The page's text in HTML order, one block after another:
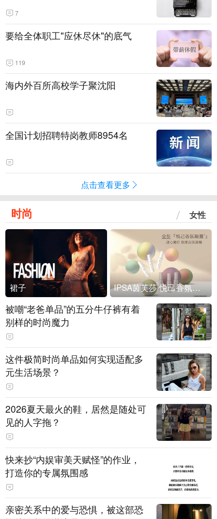
7
要给全体职工"应休尽休"的底气
119
海内外百所高校学子聚沈阳
全国计划招聘特岗教师8954名
点击查看更多
时尚 女性
裙子 IPSA茵芙莎 悦己香氛凝露上市
被嘲“老爸单品”的五分牛仔裤有着
别样的时尚魔力
这件极简时尚单品如何实现适配多
元生活场景？
2026夏天最火的鞋，居然是随处可
见的人字拖？
快来抄“内娱审美天赋怪”的作业，
打造你的专属氛围感
亲密关系中的爱与恐惧，被这部恐